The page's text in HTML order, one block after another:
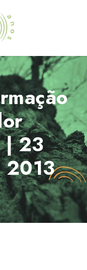
| 23
2013